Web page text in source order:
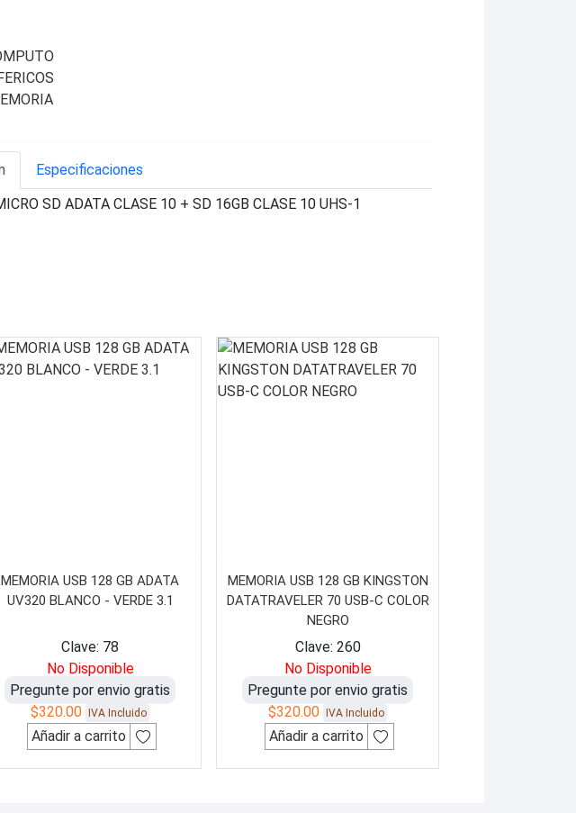
Especificaciones
SD ADATA CLASE 10 + SD 16GB CLASE 10 UHS-1
MEMORIA USB 128 GB ADATA
UV320 BLANCO - VERDE 3.1
Clave: 78
No Disponible
Pregunte por envio gratis
$320.00 IVA Incluido
Añadir a carrito
MEMORIA USB 128 GB KINGSTON
DATATRAVELER 70 USB-C COLOR
NEGRO
Clave: 260
No Disponible
Pregunte por envio gratis
$320.00 IVA Incluido
Añadir a carrito